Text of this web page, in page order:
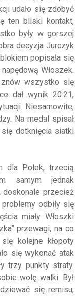
udało się zdobyć
ten bliski kontakt,
były w gorszej
decyzja Jurczyk
popisała się
Włoszek.
znów wszystko się
dał wynik 20:21,
Niesamowite,
Na medal spisał
dotknięcia siatki
dla Polek, trzecią
samym jednak
doskonale przecież
odbiły się
miały Włoszki
przewagi, na co
kolejne kłopoty
się wykonać atak
trzy punkty straty.
wolę walki. Był
się remisu,